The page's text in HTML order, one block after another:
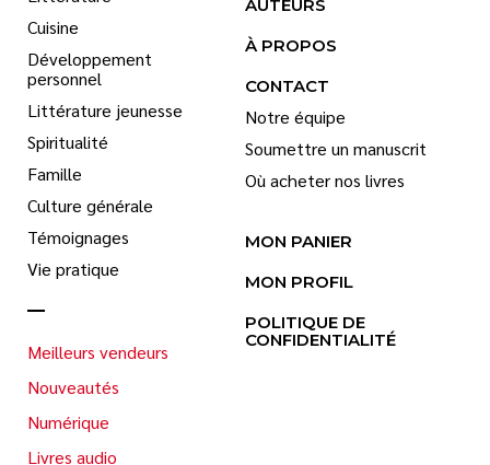
Cuisine
Développement
personnel
Littérature jeunesse
Spiritualité
Famille
Culture générale
Témoignages
Vie pratique
Meilleurs vendeurs
Nouveautés
Numérique
Livres audio
AUTEURS
À PROPOS
CONTACT
Notre équipe
Soumettre un manuscrit
Où acheter nos livres
MON PANIER
MON PROFIL
POLITIQUE DE
CONFIDENTIALITÉ